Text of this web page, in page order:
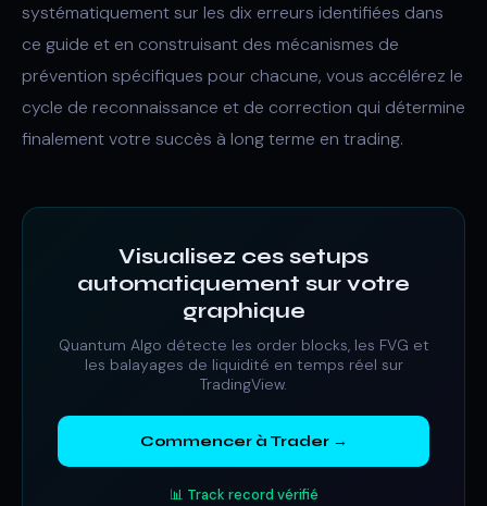
systématiquement sur les dix erreurs identifiées dans
ce guide et en construisant des mécanismes de
prévention spécifiques pour chacune, vous accélérez le
cycle de reconnaissance et de correction qui détermine
finalement votre succès à long terme en trading.
Visualisez ces setups
automatiquement sur votre
graphique
Quantum Algo détecte les order blocks, les FVG et
les balayages de liquidité en temps réel sur
TradingView.
Commencer à Trader →
📊 Track record vérifié